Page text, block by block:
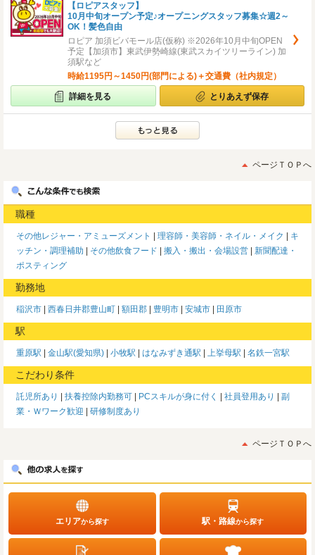
【ロピアスタッフ】
10月中旬オープン予定♪オープニングスタッフ募集☆週2～
OK！髪色自由
ロピア 加須ビバモール店(仮称) ※2026年10月中旬OPEN
予定【加須市】東武伊勢崎線(東武スカイツリーライン) 加
須駅など
時給1195円～1450円(部門による)＋交通費（社内規定）
詳細を見る とりあえず保存
ページＴＯＰへ
職種
その他レジャー・アミューズメント 理容師・美容師・ネイル・メイク
キ
ッチン・調理補助
その他飲食フード 搬入・搬出・会場設営
新聞配達・
ポスティング
勤務地
稲沢市 西春日井郡豊山町 額田郡 豊明市 安城市 田原市
駅
重原駅 金山駅(愛知県) 小牧駅 はなみずき通駅 上挙母駅 名鉄一宮駅
こだわり条件
託児所あり 扶養控除内勤務可 PCスキルが身に付く 社員登用あり
副
業・Ｗワーク歓迎
研修制度あり
ページＴＯＰへ
エリアから探す 駅・路線から探す